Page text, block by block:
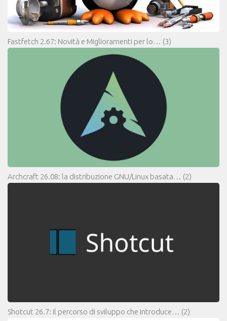
Fastfetch 2.67: Novità e Miglioramenti per lo… (3)
Archcraft 26.08: la distribuzione GNU/Linux basata… (2)
Shotcut 26.7: il percorso di sviluppo che introduce… (2)